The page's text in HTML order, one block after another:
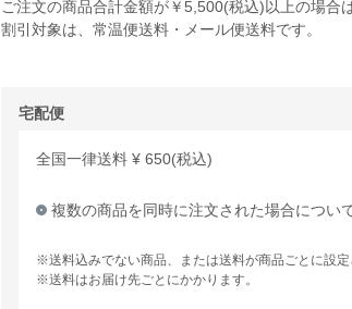
ご注文の商品合計金額が￥5,500(税込)以上の場合
割引対象は、常温便送料・メール便送料です。
宅配便
全国一律送料 ¥ 650(税込)
複数の商品を同時に注文された場合について
送料込みでない商品、または送料が商品ごとに設定
送料はお届け先ごとにかかります。